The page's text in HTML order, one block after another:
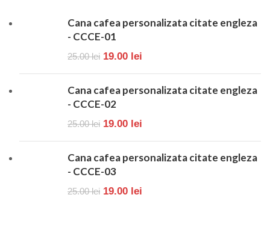
Cana cafea personalizata citate engleza
- CCCE-01
25.00lei 19.00 lei
Cana cafea personalizata citate engleza
- CCCE-02
25.00lei 19.00 lei
Cana cafea personalizata citate engleza
- CCCE-03
25.00lei 19.00 lei